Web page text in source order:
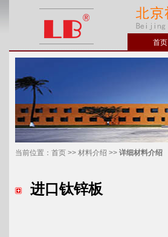
首页
当前位置： 首页 >> 材料介绍 >> 详细材料介绍
进口钛锌板